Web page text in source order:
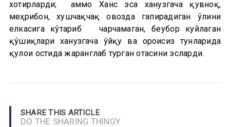
хотирларди; аммо Ханс эса ханузгача қувноқ,
меҳрибон, хушчақчақ овозда гапирадиган ўғлини
елкасига кўтариб чарчамаган, беғубор куйлаган
қўшиқлари ханузгача ўйқу ва ороисиз тунларида
қулоғи остида жаранглаб турган отасини эсларди.
SHARE THIS ARTICLE
DO THE SHARING THINGY